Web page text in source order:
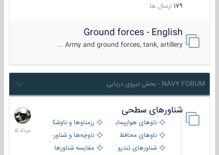
179 ارسال ها
Ground forces - English
Army and ground forces, tank, artillery ...
NAVY FORUM - بخش نیروی دریایی
شناورهای سطحی
ناوهای هواپیمابر و بالگرد بررزمناوها و ناوشکن‌ها
ناوهای محافظ
ناوچه‌ها و شناورهای گشتی
شناورهای تندرو
مقایسه شناورها
2
مرداد
1405